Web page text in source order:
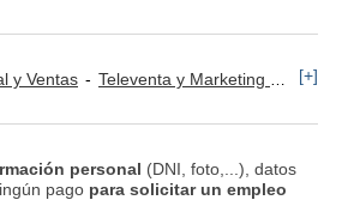
y Ventas Televenta y Marketing Telefónico [+]
personal (DNI, foto,...), datos
pago para solicitar un empleo